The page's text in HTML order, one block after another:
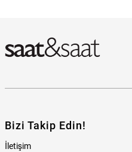
Bizi Takip Edin!
İletişim